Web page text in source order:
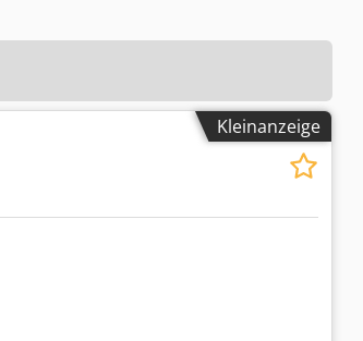
Kleinanzeige